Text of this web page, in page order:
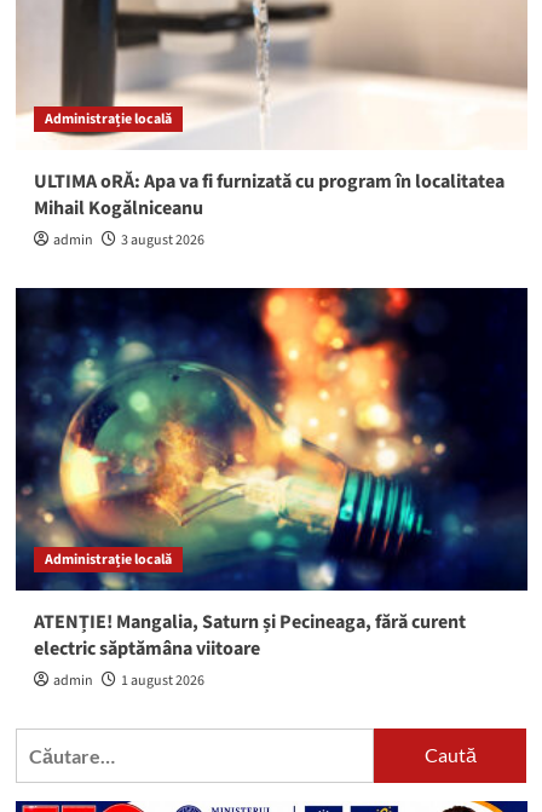
Administrație locală
ULTIMA oRĂ: Apa va fi furnizată cu program în localitatea
Mihail Kogălniceanu
admin 3 august 2026
Administrație locală
ATENȚIE! Mangalia, Saturn și Pecineaga, fără curent
electric săptămâna viitoare
admin 1 august 2026
Caută